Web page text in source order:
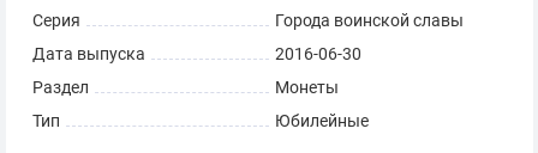
Серия
Города воинской славы
Дата выпуска
2016-06-30
Раздел
Монеты
Тип
Юбилейные